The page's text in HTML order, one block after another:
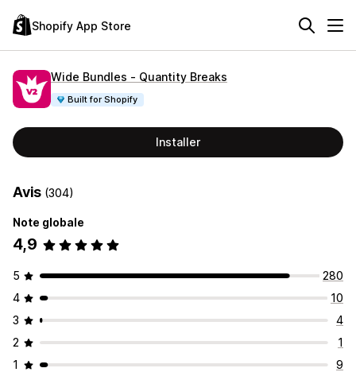
Shopify App Store
Wide Bundles ‑ Quantity Breaks
Built for Shopify
Installer
Avis (304)
Note globale
4,9
5
280
4
10
3
4
2
1
1
9